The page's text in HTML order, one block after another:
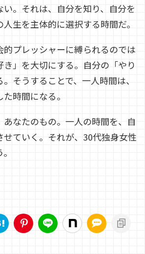
。それは、自分を知り、自分を
生を主体的に選択する時間だ。
的プレッシャーに縛られるのでは
」を大切にする。自分の「やり
そうすることで、一人時間は、
時間になる。
あなたのもの。一人の時間を、自
ていく。それが、30代独身女性